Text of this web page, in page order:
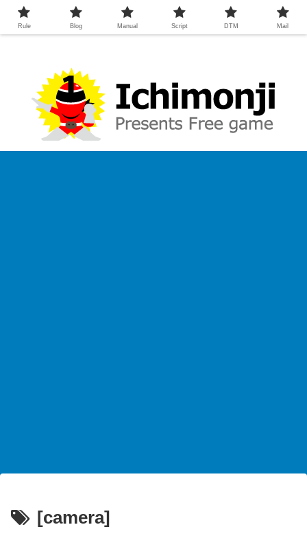
[camera]
Rule Blog Manual Script DTM Mail